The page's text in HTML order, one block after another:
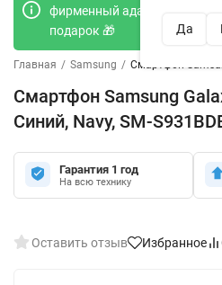
Да
фирменный адаптер Type-C
подарок 🎁
Главная / Samsung / Смартфон
Смартфон Samsung
Синий, Navy, SM-
Гарантия 1 год
На всю технику
Оставить отзыв Избранное